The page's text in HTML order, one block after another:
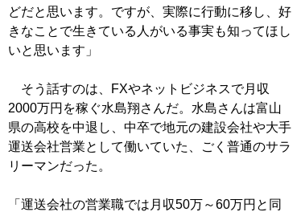
どだと思います。ですが、実際に行動に移し、好
きなことで生きている人がいる事実も知ってほし
いと思います」
そう話すのは、FXやネットビジネスで月収
2000万円を稼ぐ水島翔さんだ。水島さんは富山
県の高校を中退し、中卒で地元の建設会社や大手
運送会社営業として働いていた、ごく普通のサラ
リーマンだった。
「運送会社の営業職では月収50万～60万円と同